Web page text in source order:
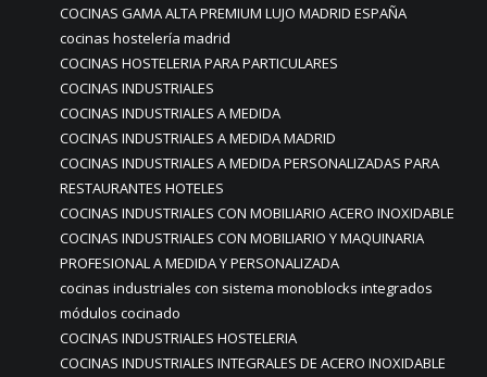
COCINAS GAMA ALTA PREMIUM LUJO MADRID ESPAÑA
cocinas hostelería madrid
COCINAS HOSTELERIA PARA PARTICULARES
COCINAS INDUSTRIALES
COCINAS INDUSTRIALES A MEDIDA
COCINAS INDUSTRIALES A MEDIDA MADRID
COCINAS INDUSTRIALES A MEDIDA PERSONALIZADAS PARA
RESTAURANTES HOTELES
COCINAS INDUSTRIALES CON MOBILIARIO ACERO INOXIDABLE
COCINAS INDUSTRIALES CON MOBILIARIO Y MAQUINARIA
PROFESIONAL A MEDIDA Y PERSONALIZADA
cocinas industriales con sistema monoblocks integrados
módulos cocinado
COCINAS INDUSTRIALES HOSTELERIA
COCINAS INDUSTRIALES INTEGRALES DE ACERO INOXIDABLE